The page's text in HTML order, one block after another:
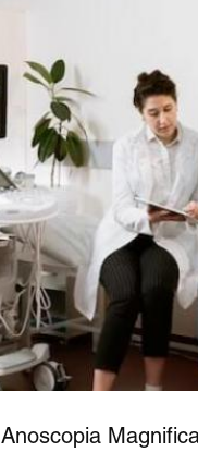
Anoscopia